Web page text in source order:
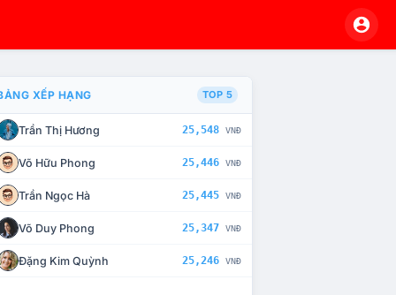
CHẾ TÀI XỬ LÝ VI PHẠM
XẾP HẠNG TOP 5
Trần Thị Hương 25,548 VNĐ
Võ Hữu Phong 25,446 VNĐ
Trần Ngọc Hà 25,445 VNĐ
Võ Duy Phong 25,347 VNĐ
Đặng Kim Quỳnh 25,246 VNĐ